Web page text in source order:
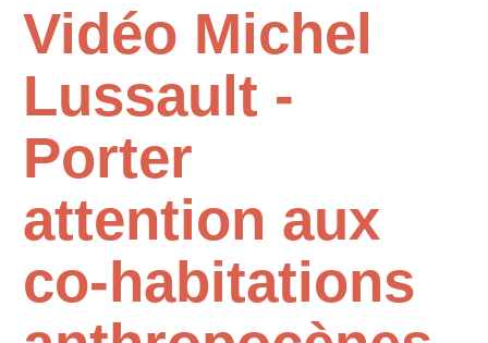
Vidéo Michel
Lussault -
Porter
attention aux
co-habitations